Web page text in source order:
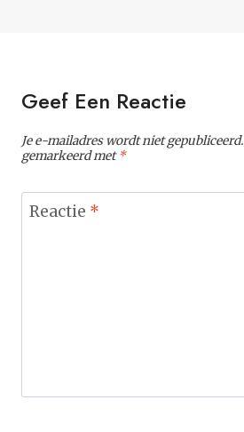
Geef Een Reactie
Je e-mailadres wordt niet gepubliceerd.
gemarkeerd met*
Reactie *